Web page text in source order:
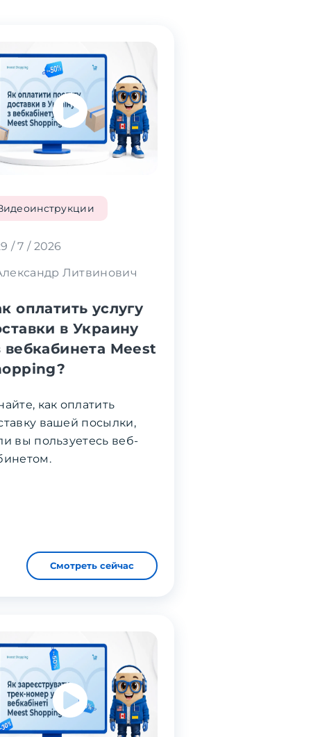
/ 7 / 2026
Литвинович
оплатить услугу
в Украину
вебкабинета Meest
как оплатить
вашей посылки,
вы пользуетесь веб-
Смотреть сейчас